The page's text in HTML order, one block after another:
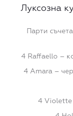
Луксозна
Парти
4 Raffaello –
4 Amara –
4 Violette